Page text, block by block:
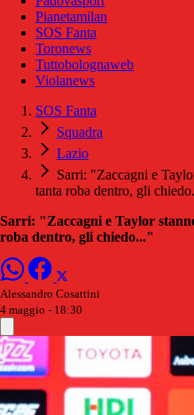
Pianetamilan
SOS Fanta
Toronews
Tuttobolognaweb
Violanews
SOS Fanta
Squadra
Lazio
Sarri: "Zaccagni e
tanta roba dentro, gli
Sarri: "Zaccagni e Taylor
roba dentro, gli chiedo..."
Alessandro Cosattini
4 maggio - 18:30